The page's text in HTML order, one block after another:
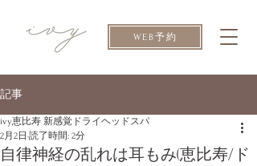
WEB予約
記事
自律神経の乱れは耳もみ(恵比寿/ド
ivy恵比寿 新感覚ドライヘッドスパ
2月2日 読了時間: 2分